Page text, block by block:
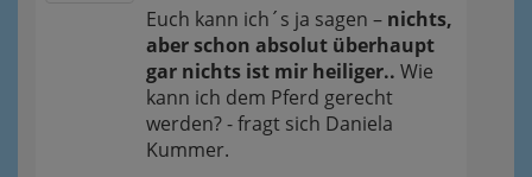
Euch kann ich´s ja sagen – nichts,
aber schon absolut überhaupt
gar nichts ist mir heiliger.. Wie
kann ich dem Pferd gerecht
werden? - fragt sich Daniela
Kummer.